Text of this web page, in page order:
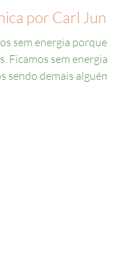
por Carl Jung
sem energia porque
Ficamos sem energia
sendo demais alguém